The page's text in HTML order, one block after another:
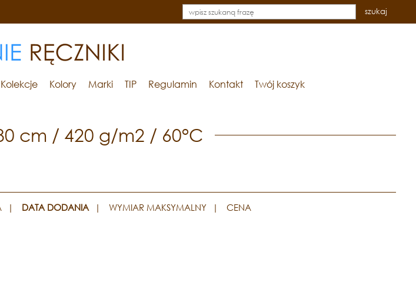
szukaj
Kolekcje Kolory Marki TIP Regulamin Kontakt Twój koszyk
cm / 420 g/m2 / 60°C
| DATA DODANIA | WYMIAR MAKSYMALNY | CENA